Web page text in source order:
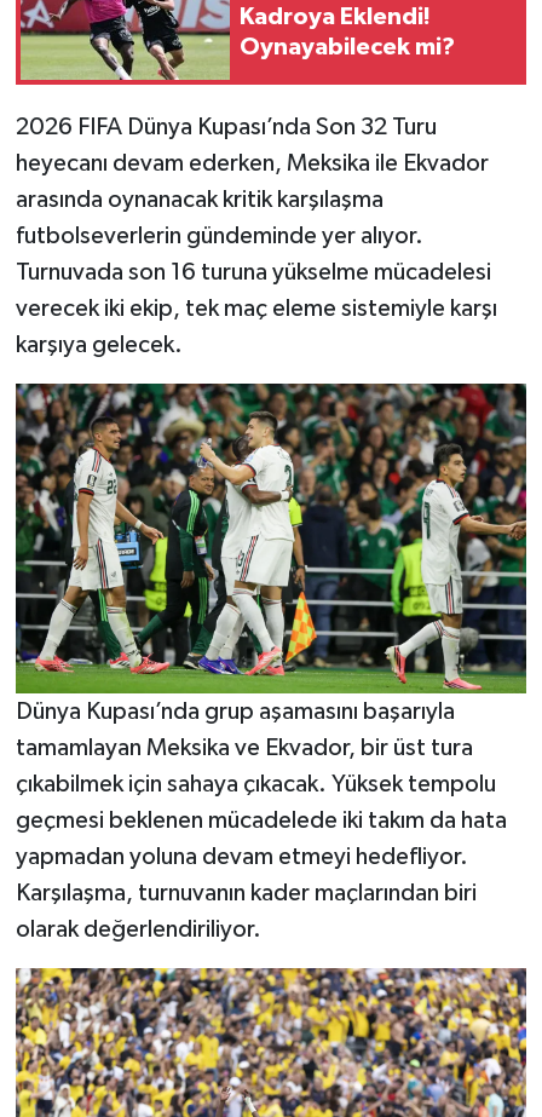
Kadroya Eklendi!
Oynayabilecek mi?
2026 FIFA Dünya Kupası’nda Son 32 Turu
heyecanı devam ederken, Meksika ile Ekvador
arasında oynanacak kritik karşılaşma
futbolseverlerin gündeminde yer alıyor.
Turnuvada son 16 turuna yükselme mücadelesi
verecek iki ekip, tek maç eleme sistemiyle karşı
karşıya gelecek.
Dünya Kupası’nda grup aşamasını başarıyla
tamamlayan Meksika ve Ekvador, bir üst tura
çıkabilmek için sahaya çıkacak. Yüksek tempolu
geçmesi beklenen mücadelede iki takım da hata
yapmadan yoluna devam etmeyi hedefliyor.
Karşılaşma, turnuvanın kader maçlarından biri
olarak değerlendiriliyor.